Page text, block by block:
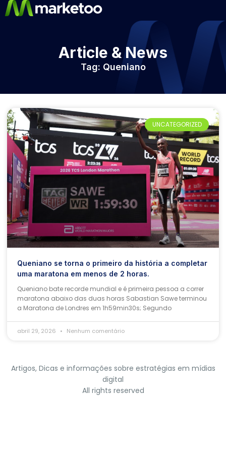
Article & News
Tag: Queniano
UNCATEGORIZED
Queniano se torna o primeiro da história a completar
uma maratona em menos de 2 horas.
Queniano bate recorde mundial e é primeira pessoa a correr
maratona abaixo das duas horas Sabastian Sawe terminou
a Maratona de Londres em 1h59min30s; Segundo
abril 29, 2026 Nenhum comentário
Artigos, Dicas e informações sobre estratégias em mídias
digital
All rights reserved